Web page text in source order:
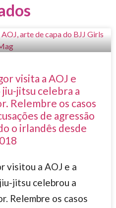
visita a AOJ e
jitsu celebra a
Relembre os casos
de agressão
o irlandês desde
visitou a AOJ e a
jitsu celebrou a
Relembre os casos